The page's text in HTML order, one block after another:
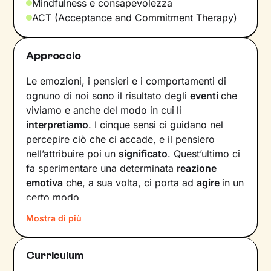
Mindfulness e consapevolezza
ACT (Acceptance and Commitment Therapy)
Approccio
Le emozioni, i pensieri e i comportamenti di
ognuno di noi sono il risultato deglieventiche
viviamo e anche del modo in cui li
interpretiamo. I cinque sensi ci guidano nel
percepire ciò che ci accade, e il pensiero
nell’attribuire poi un significato. Quest’ultimo ci
fa sperimentare una determinata reazione
emotiva che, a sua volta, ci porta adagire in un
certo modo.
Col passare del tempo possono crearsi circoli
virtuosi ma anche viziosi, che ci allontanano dal
benessere e dalla persona che vorremmo
Mostra di più
Curriculum